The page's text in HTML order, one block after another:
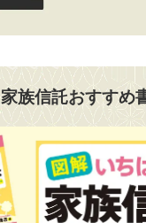
家族信託おすすめ